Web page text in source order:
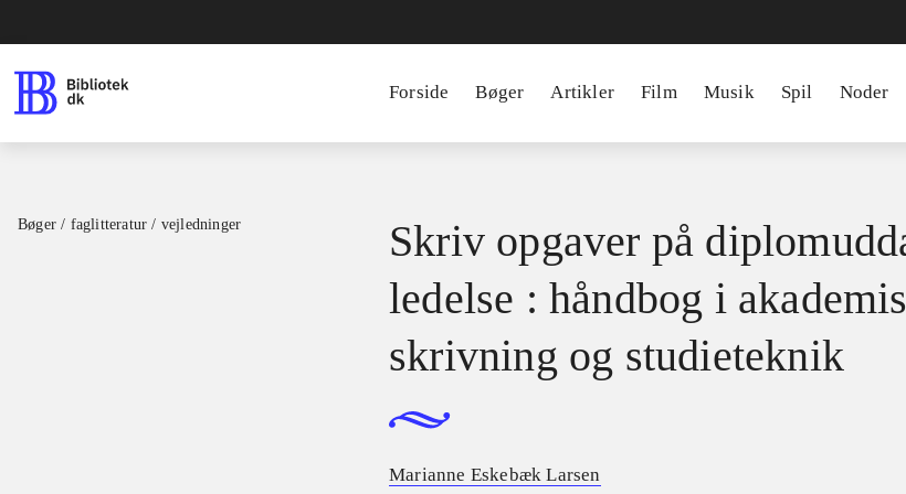
Forside Bøger Artikler Film Musik Spil Noder
Bøger / faglitteratur / vejledninger
Skriv opgaver på
ledelse : håndbog i
skrivning og studieteknik
Marianne Eskebæk Larsen